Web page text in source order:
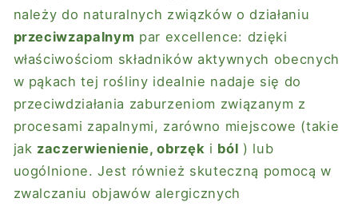
należy do naturalnych związków o działaniu
przeciwzapalnym par excellence: dzięki
właściwościom składników aktywnych obecnych
w pąkach tej rośliny idealnie nadaje się do
przeciwdziałania zaburzeniom związanym z
procesami zapalnymi, zarówno miejscowe (takie
jak zaczerwienienie, obrzęk i ból ) lub
uogólnione. Jest również skuteczną pomocą w
zwalczaniu objawów alergicznych